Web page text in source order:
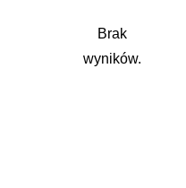
Brak
wyników.